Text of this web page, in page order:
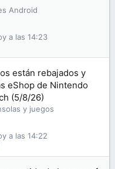
Android
a las 14:23
están rebajados y
eShop de Nintendo
(5/8/26)
y juegos
a las 14:22